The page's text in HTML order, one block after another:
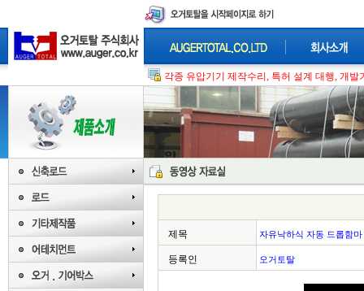
각종 유압기기 제작수리, 특허 설계 대행, 개
제목 자유낙하식 자동 드롭함마
등록인 오거토탈